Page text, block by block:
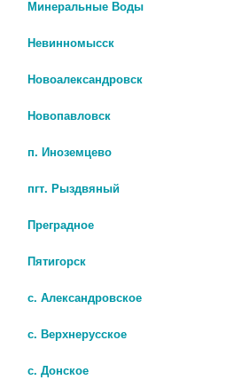
57А остаток:1
Левчишина 22
Минеральные Воды
Невинномысск
Новоалександровск
Новопавловск
п. Иноземцево
пгт. Рыздвяный
Преградное
Пятигорск
с. Александровское
с. Верхнерусское
с. Донское